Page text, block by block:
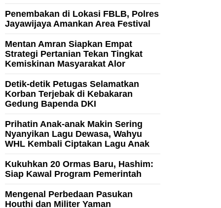
Penembakan di Lokasi FBLB, Polres
Jayawijaya Amankan Area Festival
Mentan Amran Siapkan Empat
Strategi Pertanian Tekan Tingkat
Kemiskinan Masyarakat Alor
Detik-detik Petugas Selamatkan
Korban Terjebak di Kebakaran
Gedung Bapenda DKI
Prihatin Anak-anak Makin Sering
Nyanyikan Lagu Dewasa, Wahyu
WHL Kembali Ciptakan Lagu Anak
Kukuhkan 20 Ormas Baru, Hashim:
Siap Kawal Program Pemerintah
Mengenal Perbedaan Pasukan
Houthi dan Militer Yaman